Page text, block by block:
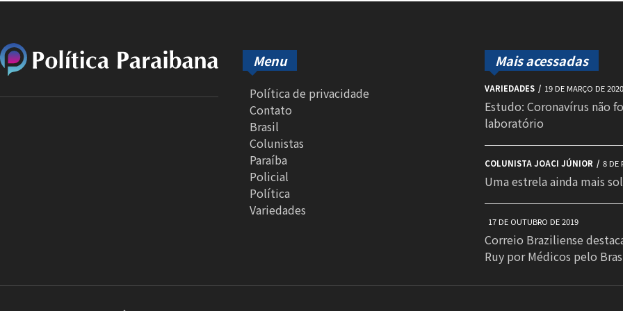
Menu
Política de privacidade
Contato
Brasil
Colunistas
Paraíba
Policial
Política
Variedades
Mais acessadas
VARIEDADES 19 DE MARÇO DE
Estudo: Coronavírus não
laboratório
COLUNISTA JOACI JÚNIOR 8 DE
Uma estrela ainda mais
17 DE OUTUBRO DE 2019
Correio Braziliense
Ruy por Médicos pelo